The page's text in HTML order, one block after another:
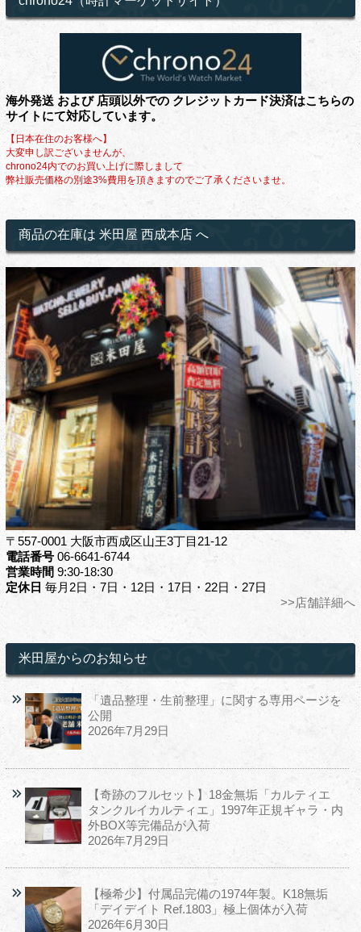
海外発送 および 店頭以外での クレジットカード決済はこちらの
サイトにて対応しています。
【日本在住のお客様へ】
大変申し訳ございませんが、
chrono24内でのお買い上げに際しまして
弊社販売価格の別途3%費用を頂きますのでご了承くださいませ。
商品の在庫は 米田屋 西成本店 へ
〒557-0001 大阪市西成区山王3丁目21-12
電話番号06-6641-6744
営業時間 9:30-18:30
定休日 毎月2日・7日・12日・17日・22日・27日
>>店舗詳細へ
米田屋からのお知らせ
「遺品整理・生前整理」に関する専用ページを
公開
2026年7月29日
【奇跡のフルセット】18金無垢「カルティエ
タンクルイカルティエ」1997年正規ギャラ・内
外BOX等完備品が入荷
2026年7月29日
【極希少】付属品完備の1974年製。K18無垢
「デイデイト Ref.1803」極上個体が入荷
2026年6月30日